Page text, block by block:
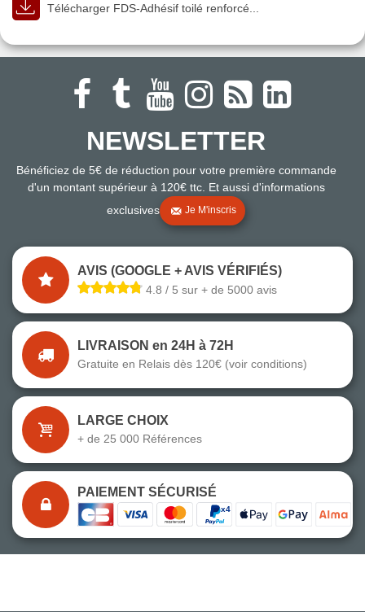
Télécharger FDS-Adhésif toilé renforcé...
NEWSLETTER
Bénéficiez de 5€ de réduction pour votre première commande
d'un montant supérieur à 120€ ttc. Et aussi d'informations
exclusives
Je M'inscris
AVIS (GOOGLE + AVIS VÉRIFIÉS)
4.8 / 5 sur + de 5000 avis
LIVRAISON en 24H à 72H
Gratuite en Relais dès 120€ (voir conditions)
LARGE CHOIX
+ de 25 000 Références
PAIEMENT SÉCURISÉ